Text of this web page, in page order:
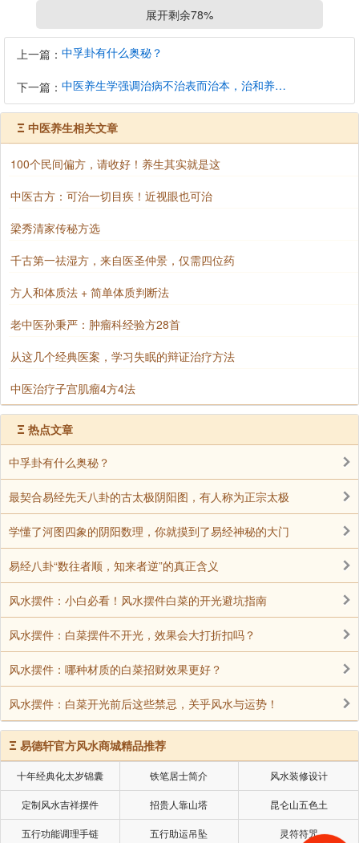
美国思想家文学家埃默森曾经说过：「用刀解剖关键
性的字，它会流血。」足见语言是有生命的，它具备了
创造和毁损的能力。诗人安琪洛(Maya Angelou)也谈到
过言语的力量。她说，言辞就像小小的能量子弹，射入
肉眼所不能见的生命领域。我们虽看不见言辞，它们却
成为一种能量，充满在房间、家庭、环境和我们心里。
她相信，身边的言辞会渗透我们的生命。
到几千句，不知不觉地就会影响到自己的情绪、心态和
命运。
有些人喜欢骂人，或在背后说别人的坏话，他可没想
到，听到的都是他自己。骂人的声音就像魔音一样，听
得最多的人，伤得也最深。当口出恶言成为习惯后，经
由自己的耳朵日以继夜的聆听、灌输，久而久之，这种
语言就成了心田的种子，早晚会给自己创造恶运的果
所以，我们说任何话都要心存善意，而在措词用字上
面也不要太重。我们谈吐时所用的字眼直接明确地影响
我们的思想和情绪，一般人处理情绪的中心是右脑，语
言中心在左脑。当右脑认知一个负面的情绪时，会越过
并底体传递到语言中心，说出相应的字。同样的，当我
们左脑在接收到负面的字眼时，也会传到右脑，反应相
应的情绪。所以，你选择用什么字眼来表达就相当的重
要。比方，如果有人触怒了你，你可以用「困扰」或
「遗憾」的字眼来取代「气愤」或「忿怒」，想想看，
当你改以「遗憾」二字时，你还会火冒三丈吗?
你也可以念以下咒语
言语是心的画像，我们应该多以正面肯定的言语来思
考和说话。当然，刚开始的时候并不容易，长期累积的
习惯很难一下就改变过来。我建议你可以这么做，找一
本小笔记本，写下一些美好的字眼，你也可以把这些话
语写在一张小卡片(如名片)上，摆在皮夹里，每天早上
都念它个十来遍，接下来的一天只要遇到机会，就把这
些字眼用在交谈中。当你不断重复这些字眼，很快就会
把这些意念灌注到潜意识，改变你的思、言、行，让你
展开剩余78%
上一篇： 中孚卦有什么奥秘？
下一篇： 中医养生学强调治病不治表而治本，治和养兼顾是有必要的
Ξ 中医养生相关文章
100个民间偏方，请收好！养生其实就是这
中医古方：可治一切目疾！近视眼也可治
梁秀清家传秘方选
千古第一祛湿方，来自医圣仲景，仅需四位药
方人和体质法 + 简单体质判断法
老中医孙秉严：肿瘤科经验方28首
从这几个经典医案，学习失眠的辩证治疗方法
中医治疗子宫肌瘤4方4法
Ξ 热点文章
中孚卦有什么奥秘？
最契合易经先天八卦的古太极阴阳图，有人称为正宗太极
学懂了河图四象的阴阳数理，你就摸到了易经神秘的大门
易经八卦“数往者顺，知来者逆”的真正含义
风水摆件：小白必看！风水摆件白菜的开光避坑指南
风水摆件：白菜摆件不开光，效果会大打折扣吗？
风水摆件：哪种材质的白菜招财效果更好？
风水摆件：白菜开光前后这些禁忌，关乎风水与运势！
Ξ 易德轩官方风水商城精品推荐
十年经典化太岁锦囊 铁笔居士简介 风水装修设计
定制风水吉祥摆件 招贵人靠山塔 昆仑山五色土
五行功能调理手链 五行助运吊坠 灵符符咒